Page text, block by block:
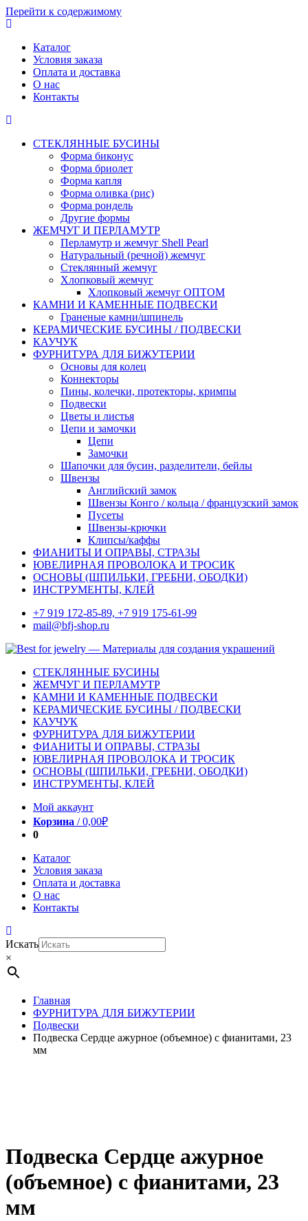
Перейти к содержимому
Каталог
Условия заказа
Оплата и доставка
О нас
Контакты
СТЕКЛЯННЫЕ БУСИНЫ
Форма биконус
Форма бриолет
Форма капля
Форма оливка (рис)
Форма рондель
Другие формы
ЖЕМЧУГ И ПЕРЛАМУТР
Перламутр и жемчуг Shell Pearl
Натуральный (речной) жемчуг
Стеклянный жемчуг
Хлопковый жемчуг
Хлопковый жемчуг ОПТОМ
КАМНИ И КАМЕННЫЕ ПОДВЕСКИ
Граненые камни/шпинель
КЕРАМИЧЕСКИЕ БУСИНЫ / ПОДВЕСКИ
КАУЧУК
ФУРНИТУРА ДЛЯ БИЖУТЕРИИ
Основы для колец
Коннекторы
Пины, колечки, протекторы, кримпы
Подвески
Цветы и листья
Цепи и замочки
Цепи
Замочки
Шапочки для бусин, разделители, бейлы
Швензы
Английский замок
Швензы Конго / кольца / французский замок
Пусеты
Швензы-крючки
Клипсы/каффы
ФИАНИТЫ И ОПРАВЫ, СТРАЗЫ
ЮВЕЛИРНАЯ ПРОВОЛОКА И ТРОСИК
ОСНОВЫ (ШПИЛЬКИ, ГРЕБНИ, ОБОДКИ)
ИНСТРУМЕНТЫ, КЛЕЙ
+7 919 172-85-89, +7 919 175-61-99
mail@bfj-shop.ru
СТЕКЛЯННЫЕ БУСИНЫ
ЖЕМЧУГ И ПЕРЛАМУТР
КАМНИ И КАМЕННЫЕ ПОДВЕСКИ
КЕРАМИЧЕСКИЕ БУСИНЫ / ПОДВЕСКИ
КАУЧУК
ФУРНИТУРА ДЛЯ БИЖУТЕРИИ
ФИАНИТЫ И ОПРАВЫ, СТРАЗЫ
ЮВЕЛИРНАЯ ПРОВОЛОКА И ТРОСИК
ОСНОВЫ (ШПИЛЬКИ, ГРЕБНИ, ОБОДКИ)
ИНСТРУМЕНТЫ, КЛЕЙ
Мой аккаунт
Корзина /0,00₽
0
Каталог
Условия заказа
Оплата и доставка
О нас
Контакты
Искать
×
Главная
ФУРНИТУРА ДЛЯ БИЖУТЕРИИ
Подвески
Подвеска Сердце ажурное (объемное) с фианитами, 23
мм
Подвеска Сердце ажурное
(объемное) с фианитами, 23
мм